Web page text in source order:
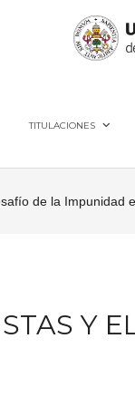
TITULACIONES
de la Impunidad
Y